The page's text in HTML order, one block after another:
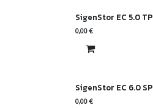
SigenStor EC 5.0 TP
0,00€
SigenStor EC 6.0 SP
0,00€